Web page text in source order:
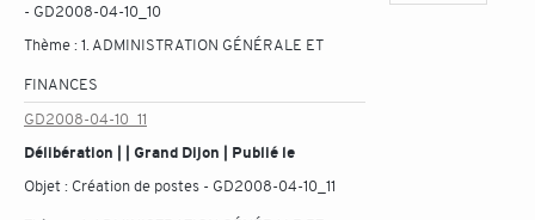
- GD2008-04-10_10
Thème :1. ADMINISTRATION GÉNÉRALE ET
FINANCES
GD2008-04-10_11
Délibération | | Grand Dijon | Publié le
Objet : Création de postes - GD2008-04-10_11